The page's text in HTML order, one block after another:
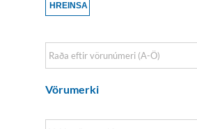
HREINSA
Sort Products
Vörumerki